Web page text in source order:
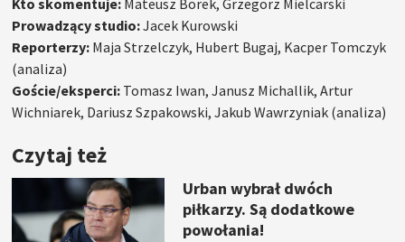
Kto skomentuje: Mateusz Borek, Grzegorz Mielcarski
Prowadzący studio:Jacek Kurowski
Reporterzy: Maja Strzelczyk, Hubert Bugaj, Kacper Tomczyk
(analiza)
Goście/eksperci: Tomasz Iwan, Janusz Michallik, Artur
Wichniarek, Dariusz Szpakowski, Jakub Wawrzyniak (analiza)
Czytaj też
Urban wybrał dwóch
piłkarzy. Są dodatkowe
powołania!